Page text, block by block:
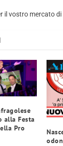
il vostro mercato
alla Festa
Pro